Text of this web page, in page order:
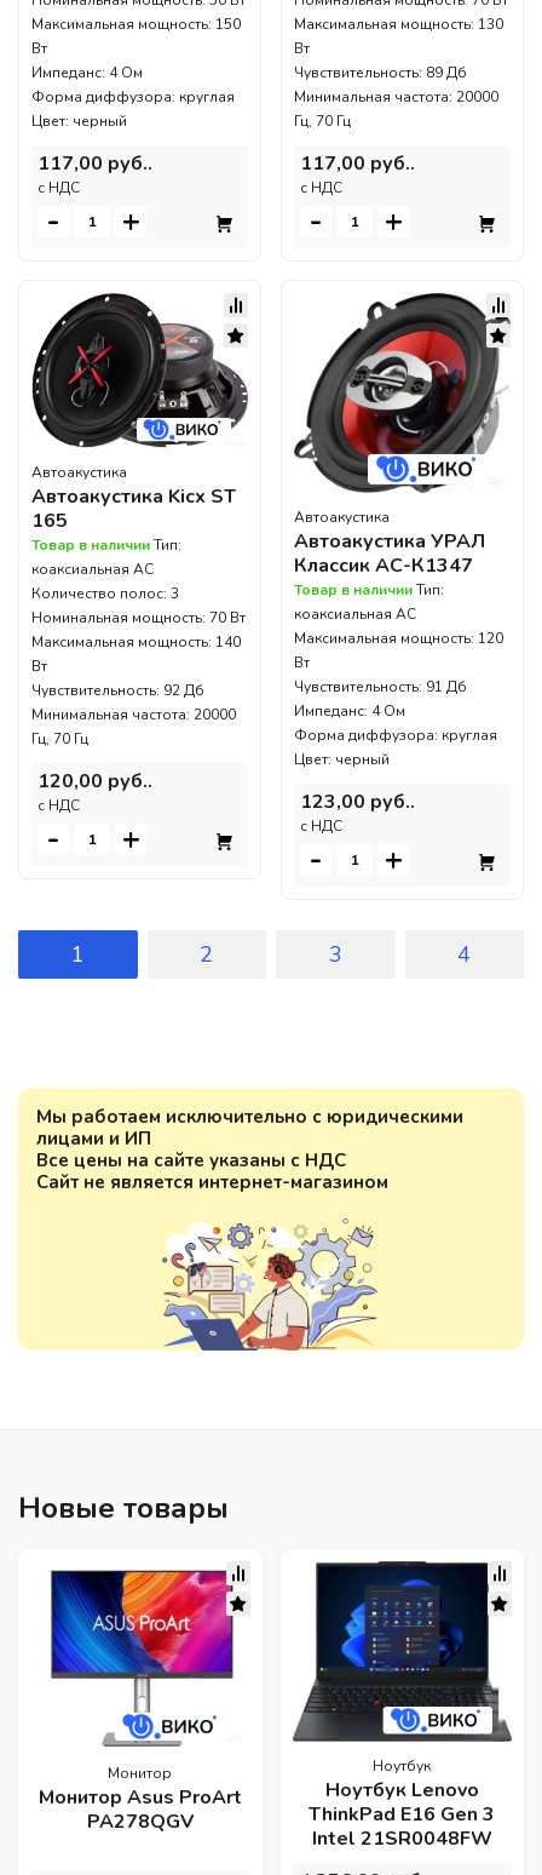
Мы работаем исключительно с юридическими
лицами и ИП
Все цены на сайте указаны с НДС
Сайт не является интернет-магазином
Максимальная мощность: 150
Вт
Импеданс: 4 Ом
Форма диффузора: круглая
Цвет: черный
117,00 руб..
c НДС
- +
Максимальная мощность: 130
Вт
Чувствительность: 89 Дб
Минимальная частота: 20000
Гц, 70 Гц
117,00 руб..
c НДС
- +
Автоакустика
Автоакустика Kicx ST
165
Товар в наличииТип:
коаксиальная АС
Количество полос: 3
Номинальная мощность: 70 Вт
Максимальная мощность: 140
Вт
Чувствительность: 92 Дб
Минимальная частота: 20000
Гц, 70 Гц
120,00 руб..
c НДС
- +
Автоакустика
Автоакустика УРАЛ
Классик АС-К1347
Товар в наличииТип:
коаксиальная АС
Максимальная мощность: 120
Вт
Чувствительность: 91 Дб
Импеданс: 4 Ом
Форма диффузора: круглая
Цвет: черный
123,00 руб..
c НДС
- +
1 2 3 4
Новые товары
Монитор
Монитор Asus ProArt
PA278QGV
Ноутбук
Ноутбук Lenovo
ThinkPad E16 Gen 3
Intel 21SR0048FW